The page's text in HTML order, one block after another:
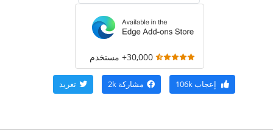
30,000+ مستخدم
إعجاب106k مشاركة 2k تغريد